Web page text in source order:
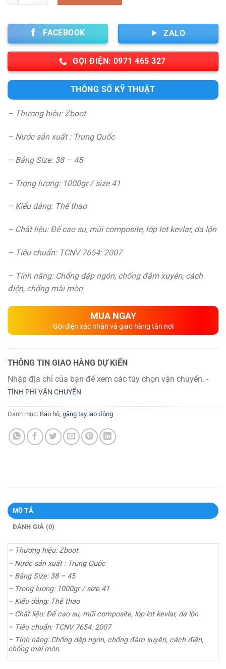
FACEBOOK ZALO
GỌI ĐIỆN: 0971 465 327
THÔNG SỐ KỸ THUẬT
– Thương hiệu: Zboot
– Nước sản xuất : Trung Quốc
– Bảng Size: 38 – 45
– Trọng lượng: 1000gr / size 41
– Kiểu dáng: Thế thao
– Chất liệu: Đế cao su, mũi composite, lớp lot kevlar, da lộn
– Tiêu chuẩn: TCNV 7654: 2007
– Tính năng: Chống dập ngón, chống đâm xuyên, cách
điện, chống mài mòn
MUA NGAY
Gọi điện xác nhận và giao hàng tận nơi
THÔNG TIN GIAO HÀNG DỰ KIẾN
Nhập địa chỉ của bạn để xem các tùy chọn vận chuyển. -
TÍNH PHÍ VẬN CHUYỂN
Danh mục: Bảo hộ, găng tay lao động
MÔ TẢ
ĐÁNH GIÁ (0)
– Thương hiệu: Zboot
– Nước sản xuất : Trung Quốc
– Bảng Size: 38 – 45
– Trọng lượng: 1000gr / size 41
– Kiểu dáng: Thế thao
– Chất liệu: Đế cao su, mũi composite, lớp lot kevlar, da lộn
– Tiêu chuẩn: TCNV 7654: 2007
– Tính năng: Chống dập ngón, chống đâm xuyên, cách điện,
chống mài mòn